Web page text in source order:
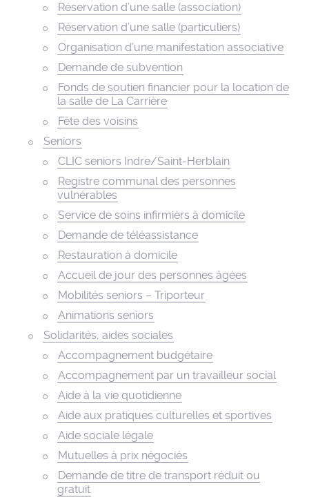
Réservation d’une salle (association)
Réservation d’une salle (particuliers)
Organisation d’une manifestation associative
Demande de subvention
Fonds de soutien financier pour la location de
la salle de La Carrière
Fête des voisins
Seniors
CLIC seniors Indre/Saint-Herblain
Registre communal des personnes
vulnérables
Service de soins infirmiers à domicile
Demande de téléassistance
Restauration à domicile
Accueil de jour des personnes âgées
Mobilités seniors – Triporteur
Animations seniors
Solidarités, aides sociales
Accompagnement budgétaire
Accompagnement par un travailleur social
Aide à la vie quotidienne
Aide aux pratiques culturelles et sportives
Aide sociale légale
Mutuelles à prix négociés
Demande de titre de transport réduit ou
gratuit